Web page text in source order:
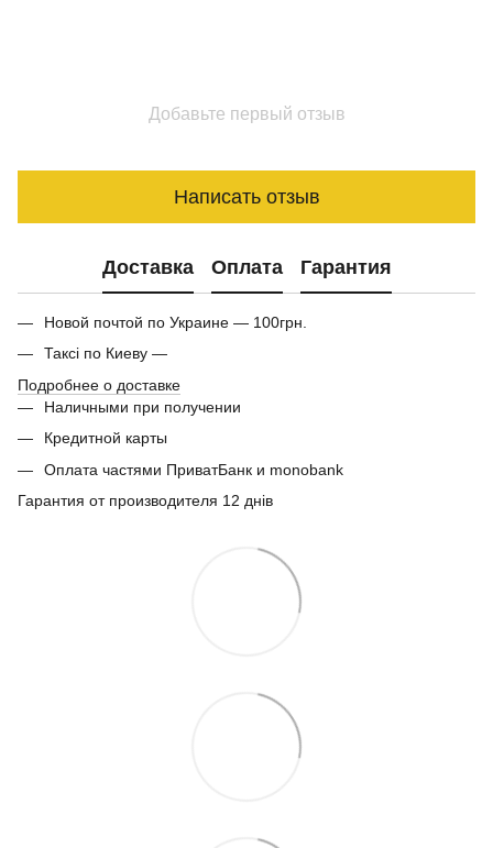
Добавьте первый отзыв
Написать отзыв
Доставка Оплата Гарантия
Новой почтой по Украине — 100грн.
Таксі по Киеву —
Подробнее о доставке
Наличными при получении
Кредитной карты
Оплата частями ПриватБанк и monobank
Гарантия от производителя 12 днів